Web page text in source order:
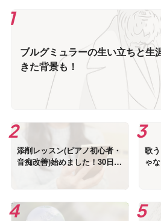
ブルグミュラーの生い立ちと生
きた背景も！
添削レッスン(ピアノ初心者・
音痴改善)始めました！30日間
無料(回数無制限)の特典も!！
歌
ゃ